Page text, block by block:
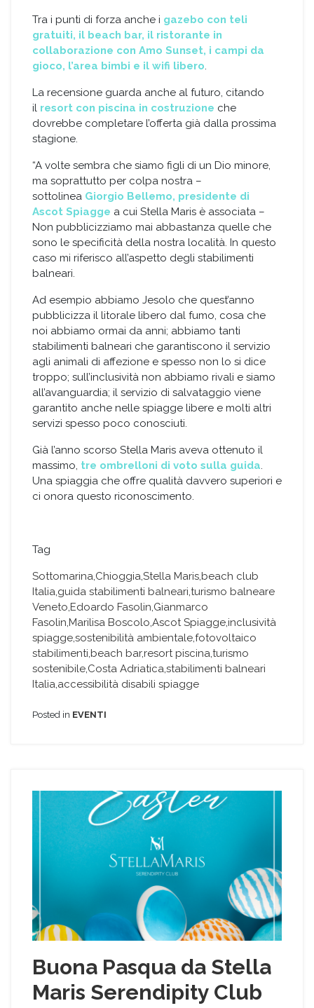
Tra i punti di forza anche i gazebo con teli
gratuiti, il beach bar, il ristorante in
collaborazione con Amo Sunset, i campi da
gioco, l’area bimbi e il wifi libero.
La recensione guarda anche al futuro, citando
il resort con piscina in costruzione che
dovrebbe completare l’offerta già dalla prossima
stagione.
“A volte sembra che siamo figli di un Dio minore,
ma soprattutto per colpa nostra –
sottolinea Giorgio Bellemo, presidente di
Ascot Spiagge a cui Stella Maris è associata –
Non pubblicizziamo mai abbastanza quelle che
sono le specificità della nostra località. In questo
caso mi riferisco all’aspetto degli stabilimenti
balneari.
Ad esempio abbiamo Jesolo che quest’anno
pubblicizza il litorale libero dal fumo, cosa che
noi abbiamo ormai da anni; abbiamo tanti
stabilimenti balneari che garantiscono il servizio
agli animali di affezione e spesso non lo si dice
troppo; sull’inclusività non abbiamo rivali e siamo
all’avanguardia; il servizio di salvataggio viene
garantito anche nelle spiagge libere e molti altri
servizi spesso poco conosciuti.
Già l’anno scorso Stella Maris aveva ottenuto il
massimo, tre ombrelloni di voto sulla guida.
Una spiaggia che offre qualità davvero superiori e
ci onora questo riconoscimento.
Tag
Sottomarina,Chioggia,Stella Maris,beach club
Italia,guida stabilimenti balneari,turismo balneare
Veneto,Edoardo Fasolin,Gianmarco
Fasolin,Marilisa Boscolo,Ascot Spiagge,inclusività
spiagge,sostenibilità ambientale,fotovoltaico
stabilimenti,beach bar,resort piscina,turismo
sostenibile,Costa Adriatica,stabilimenti balneari
Italia,accessibilità disabili spiagge
Posted in EVENTI
Buona Pasqua da Stella
Maris Serendipity Club